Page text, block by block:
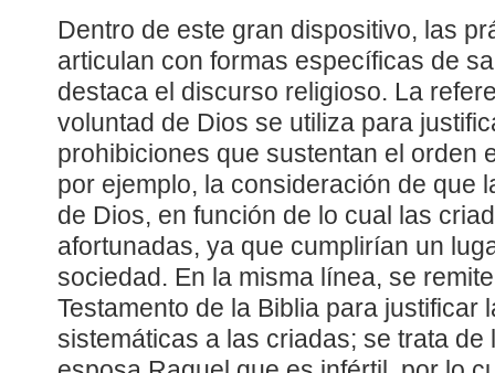
Dentro de este gran dispositivo, las
articulan con formas específicas de
destaca el discurso religioso. La
voluntad de Dios se utiliza para
prohibiciones que sustentan el orden
por ejemplo, la consideración de que
de Dios, en función de lo cual las
afortunadas, ya que cumplirían un
sociedad. En la misma línea, se
Testamento de la Biblia para justificar
sistemáticas a las criadas; se trata